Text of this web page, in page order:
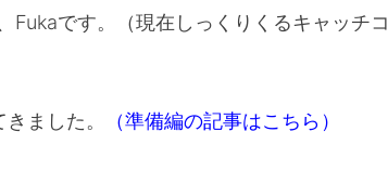
Fukaです。（現在しっくりくるキャッチ
ました。 （準備編の記事はこちら）